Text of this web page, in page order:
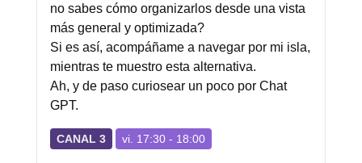
no sabes cómo organizarlos desde una vista
más general y optimizada?
Si es así, acompáñame a navegar por mi isla,
mientras te muestro esta alternativa.
Ah, y de paso curiosear un poco por Chat
GPT.
CANAL 3 vi. 17:30 - 18:00